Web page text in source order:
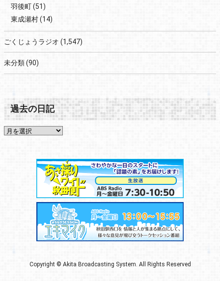
羽後町(51)
東成瀬村(14)
ごくじょうラジオ (1,547)
未分類(90)
過去の日記
Copyright © Akita Broadcasting System. All Rights Reserved